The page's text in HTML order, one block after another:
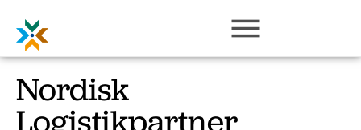
Nordisk
Logistikpartner